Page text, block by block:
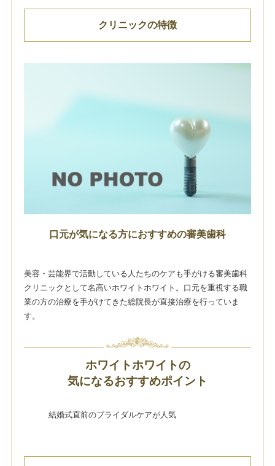
クリニックの特徴
口元が気になる方におすすめの審美歯科
美容・芸能界で活動している人たちのケアも手がける審美歯科
クリニックとして名高いホワイトホワイト。口元を重視する職
業の方の治療を手がけてきた総院長が直接治療を行っていま
す。
ホワイトホワイトの
気になるおすすめポイント
結婚式直前のブライダルケアが人気